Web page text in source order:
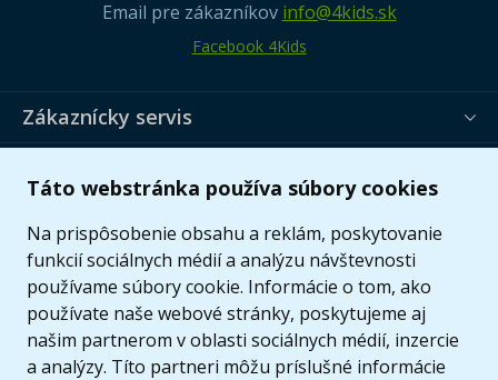
Táto webstránka používa súbory cookies
Na prispôsobenie obsahu a reklám, poskytovanie
funkcií sociálnych médií a analýzu návštevnosti
používame súbory cookie. Informácie o tom, ako
používate naše webové stránky, poskytujeme aj
našim partnerom v oblasti sociálnych médií, inzercie
a analýzy. Títo partneri môžu príslušné informácie
Email pre zákazníkov info@4kids.sk
Facebook 4Kids
Zákaznícky servis